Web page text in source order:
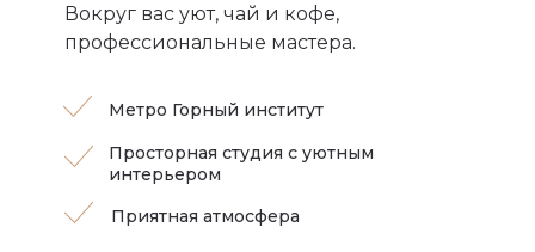
Приятная атмосфера
Просторная студия с уютным
интерьером
Метро Горный институт
Вокруг вас уют, чай и кофе,
профессиональные мастера.